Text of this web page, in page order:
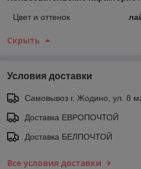
Цвет и оттенок
Скрыть
Условия доставки
Самовывоз г. Жодино, ул. 8
Доставка ЕВРОПОЧТОЙ
Доставка БЕЛПОЧТОЙ
Все условия доставки